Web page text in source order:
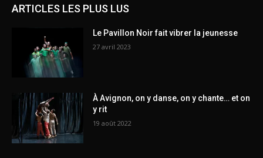
ARTICLES LES PLUS LUS
Le Pavillon Noir fait vibrer la jeunesse
27 avril 2023
À Avignon, on y danse, on y chante… et on
y rit
19 août 2022